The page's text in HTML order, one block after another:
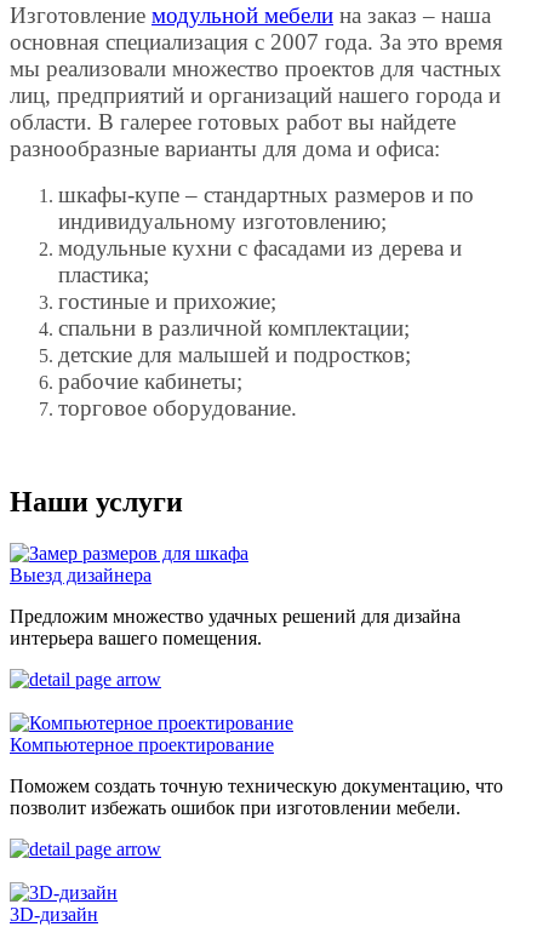
Изготовление модульной мебели на заказ – наша
основная специализация с 2007 года. За это время
мы реализовали множество проектов для частных
лиц, предприятий и организаций нашего города и
области. В галерее готовых работ вы найдете
разнообразные варианты для дома и офиса:
шкафы-купе – стандартных размеров и по
индивидуальному изготовлению;
модульные кухни с фасадами из дерева и
пластика;
гостиные и прихожие;
спальни в различной комплектации;
детские для малышей и подростков;
рабочие кабинеты;
торговое оборудование.
Наши услуги
Выезд дизайнера
Предложим множество удачных решений для дизайна
интерьера вашего помещения.
Компьютерное проектирование
Поможем создать точную техническую документацию, что
позволит избежать ошибок при изготовлении мебели.
3D-дизайн